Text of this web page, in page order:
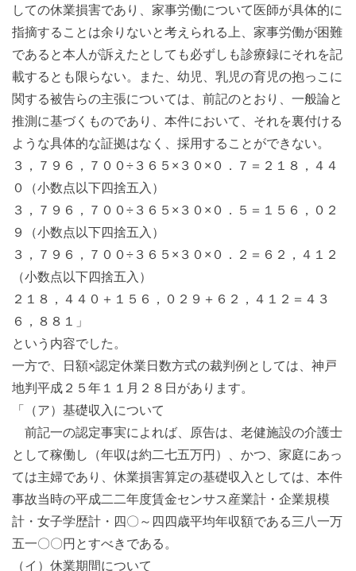
しての休業損害であり、家事労働について医師が具体的に
指摘することは余りないと考えられる上、家事労働が困難
であると本人が訴えたとしても必ずしも診療録にそれを記
載するとも限らない。また、幼児、乳児の育児の抱っこに
関する被告らの主張については、前記のとおり、一般論と
推測に基づくものであり、本件において、それを裏付ける
ような具体的な証拠はなく、採用することができない。
３，７９６，７００÷３６５×３０×０．７＝２１８，４４
０（小数点以下四捨五入）
３，７９６，７００÷３６５×３０×０．５＝１５６，０２
９（小数点以下四捨五入）
３，７９６，７００÷３６５×３０×０．２＝６２，４１２
（小数点以下四捨五入）
２１８，４４０＋１５６，０２９＋６２，４１２＝４３
６，８８１」
という内容でした。
一方で、日額×認定休業日数方式の裁判例としては、神戸
地判平成２５年１１月２８日があります。
「（ア）基礎収入について
前記一の認定事実によれば、原告は、老健施設の介護士
として稼働し（年収は約二七五万円）、かつ、家庭にあっ
ては主婦であり、休業損害算定の基礎収入としては、本件
事故当時の平成二二年度賃金センサス産業計・企業規模
計・女子学歴計・四〇～四四歳平均年収額である三八一万
五一〇〇円とすべきである。
（イ）休業期間について